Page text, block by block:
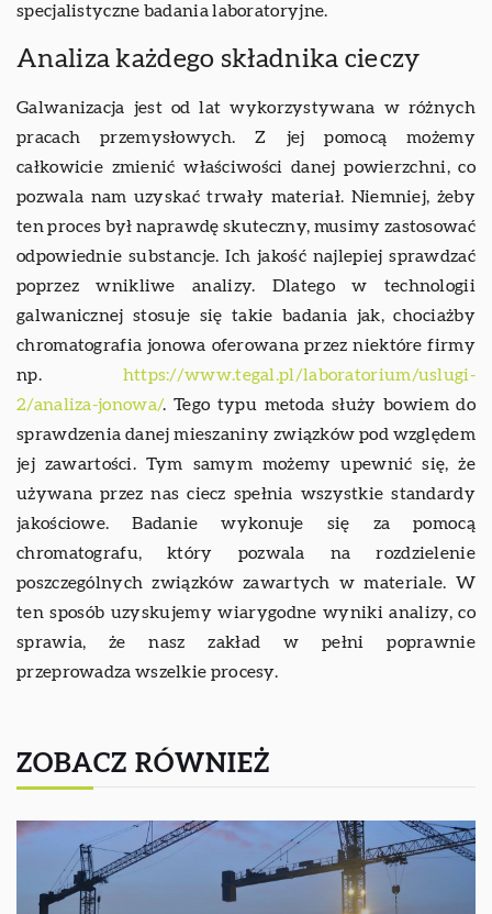
specjalistyczne badania laboratoryjne.
Analiza każdego składnika cieczy
Galwanizacja jest od lat wykorzystywana w różnych
pracach przemysłowych. Z jej pomocą możemy
całkowicie zmienić właściwości danej powierzchni, co
pozwala nam uzyskać trwały materiał. Niemniej, żeby
ten proces był naprawdę skuteczny, musimy zastosować
odpowiednie substancje. Ich jakość najlepiej sprawdzać
poprzez wnikliwe analizy. Dlatego w technologii
galwanicznej stosuje się takie badania jak, chociażby
chromatografia jonowa oferowana przez niektóre firmy
np. https://www.tegal.pl/laboratorium/uslugi-
2/analiza-jonowa/. Tego typu metoda służy bowiem do
sprawdzenia danej mieszaniny związków pod względem
jej zawartości. Tym samym możemy upewnić się, że
używana przez nas ciecz spełnia wszystkie standardy
jakościowe. Badanie wykonuje się za pomocą
chromatografu, który pozwala na rozdzielenie
poszczególnych związków zawartych w materiale. W
ten sposób uzyskujemy wiarygodne wyniki analizy, co
sprawia, że nasz zakład w pełni poprawnie
przeprowadza wszelkie procesy.
ZOBACZ RÓWNIEŻ